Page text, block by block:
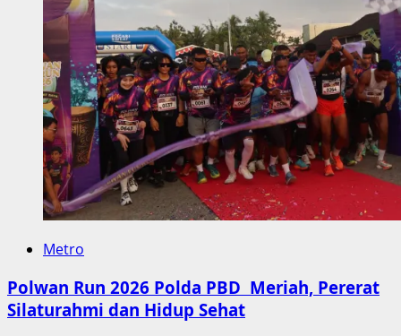
Metro
Polwan Run 2026 Polda PBD Meriah, Pererat
Silaturahmi dan Hidup Sehat